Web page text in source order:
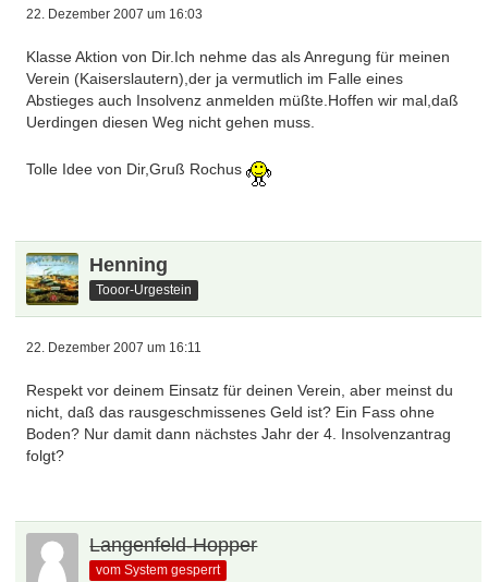
22. Dezember 2007 um 16:03
Klasse Aktion von Dir.Ich nehme das als Anregung für meinen
Verein (Kaiserslautern),der ja vermutlich im Falle eines
Abstieges auch Insolvenz anmelden müßte.Hoffen wir mal,daß
Uerdingen diesen Weg nicht gehen muss.
Tolle Idee von Dir,Gruß Rochus
Henning
Tooor-Urgestein
22. Dezember 2007 um 16:11
Respekt vor deinem Einsatz für deinen Verein, aber meinst du
nicht, daß das rausgeschmissenes Geld ist? Ein Fass ohne
Boden? Nur damit dann nächstes Jahr der 4. Insolvenzantrag
folgt?
Langenfeld-Hopper
vom System gesperrt